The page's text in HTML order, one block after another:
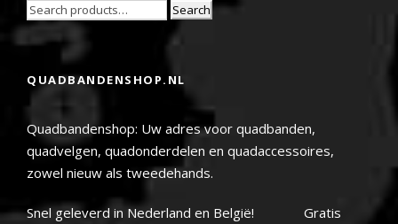
Search
QUADBANDENSHOP.NL
Quadbandenshop: Uw adres voor quadbanden,
quadvelgen, quadonderdelen en quadaccessoires,
zowel nieuw als tweedehands.
Snel geleverd in Nederland en België! Gratis